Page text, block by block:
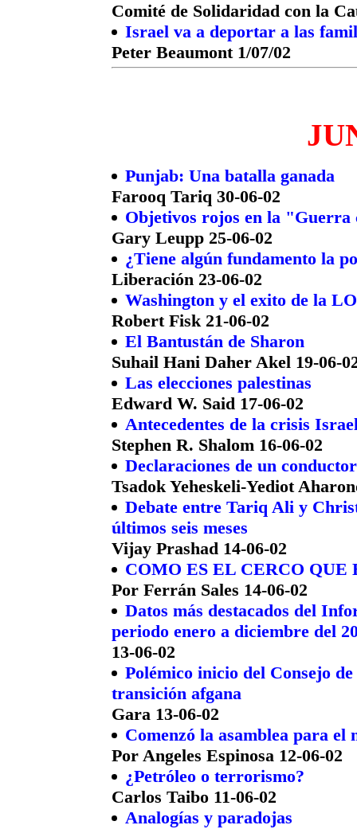
Comité de Solidaridad con la
Israel va a deportar a las
Peter Beaumont 1/07/02
Punjab: Una batalla ganada
Farooq Tariq 30-06-02
Objetivos rojos en la
Gary Leupp 25-06-02
¿Tiene algún fundamento la
Liberación 23-06-02
Washington y el exito de la
Robert Fisk 21-06-02
El Bantustán de Sharon
Suhail Hani Daher Akel 19-06-
Las elecciones palestinas
Edward W. Said 17-06-02
Antecedentes de la crisis
Stephen R. Shalom 16-06-02
Declaraciones de un
Tsadok Yeheskeli-Yediot
Debate entre Tariq Ali y
últimos seis meses
Vijay Prashad 14-06-02
COMO ES EL CERCO QUE
Por Ferrán Sales 14-06-02
Datos más destacados del
periodo enero a diciembre del
13-06-02
Polémico inicio del Consejo
transición afgana
Gara 13-06-02
Comenzó la asamblea para el
Por Angeles Espinosa 12-06-02
¿Petróleo o terrorismo?
Carlos Taibo 11-06-02
Analogías y paradojas